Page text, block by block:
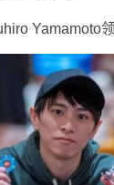
Yamamoto